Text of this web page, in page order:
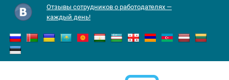
Отзывы сотрудников о работодателях —
каждый день!